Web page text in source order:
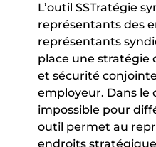
L’outil SSTratégie
représentants des
représentants
place une stratégie
et sécurité
employeur. Dans le
impossible pour
outil permet au
endroits